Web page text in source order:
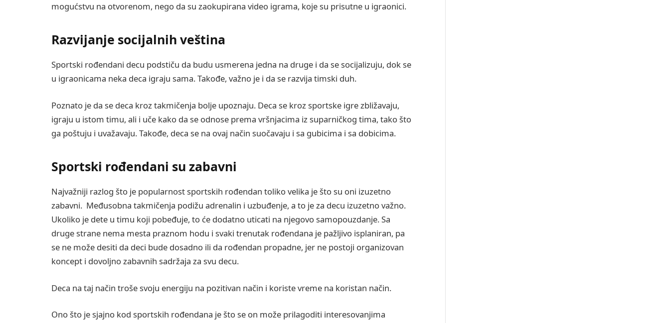
mogućstvu na otvorenom, nego da su zaokupirana video igrama, koje su prisutne u igraonici.
Razvijanje socijalnih veština
Sportski rođendani decu podstiču da budu usmerena jedna na druge i da se socijalizuju, dok se
u igraonicama neka deca igraju sama. Takođe, važno je i da se razvija timski duh.
Poznato je da se deca kroz takmičenja bolje upoznaju. Deca se kroz sportske igre zbližavaju,
igraju u istom timu, ali i uče kako da se odnose prema vršnjacima iz suparničkog tima, tako što
ga poštuju i uvažavaju. Takođe, deca se na ovaj način suočavaju i sa gubicima i sa dobicima.
Sportski rođendani su zabavni
Najvažniji razlog što je popularnost sportskih rođendan toliko velika je što su oni izuzetno
zabavni. Međusobna takmičenja podižu adrenalin i uzbuđenje, a to je za decu izuzetno važno.
Ukoliko je dete u timu koji pobeđuje, to će dodatno uticati na njegovo samopouzdanje. Sa
druge strane nema mesta praznom hodu i svaki trenutak rođendana je pažljivo isplaniran, pa
se ne može desiti da deci bude dosadno ili da rođendan propadne, jer ne postoji organizovan
koncept i dovoljno zabavnih sadržaja za svu decu.
Deca na taj način troše svoju energiju na pozitivan način i koriste vreme na koristan način.
Ono što je sjajno kod sportskih rođendana je što se on može prilagoditi interesovanjima